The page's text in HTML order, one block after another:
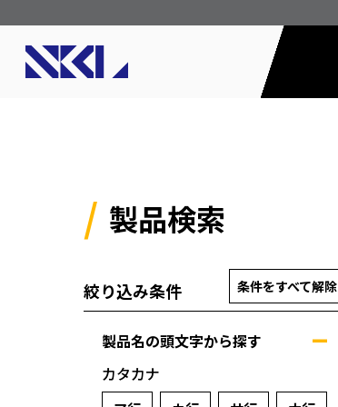
製品検索
絞り込み条件 条件をすべて解除
製品名の頭文字から探す
カタカナ